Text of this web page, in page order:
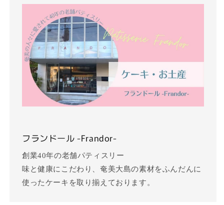
フランドール -Frandor-
創業40年の老舗パティスリー
味と健康にこだわり、奄美大島の素材をふんだんに
使ったケーキを取り揃えております。